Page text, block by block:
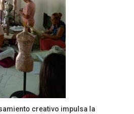
creativo impulsa la